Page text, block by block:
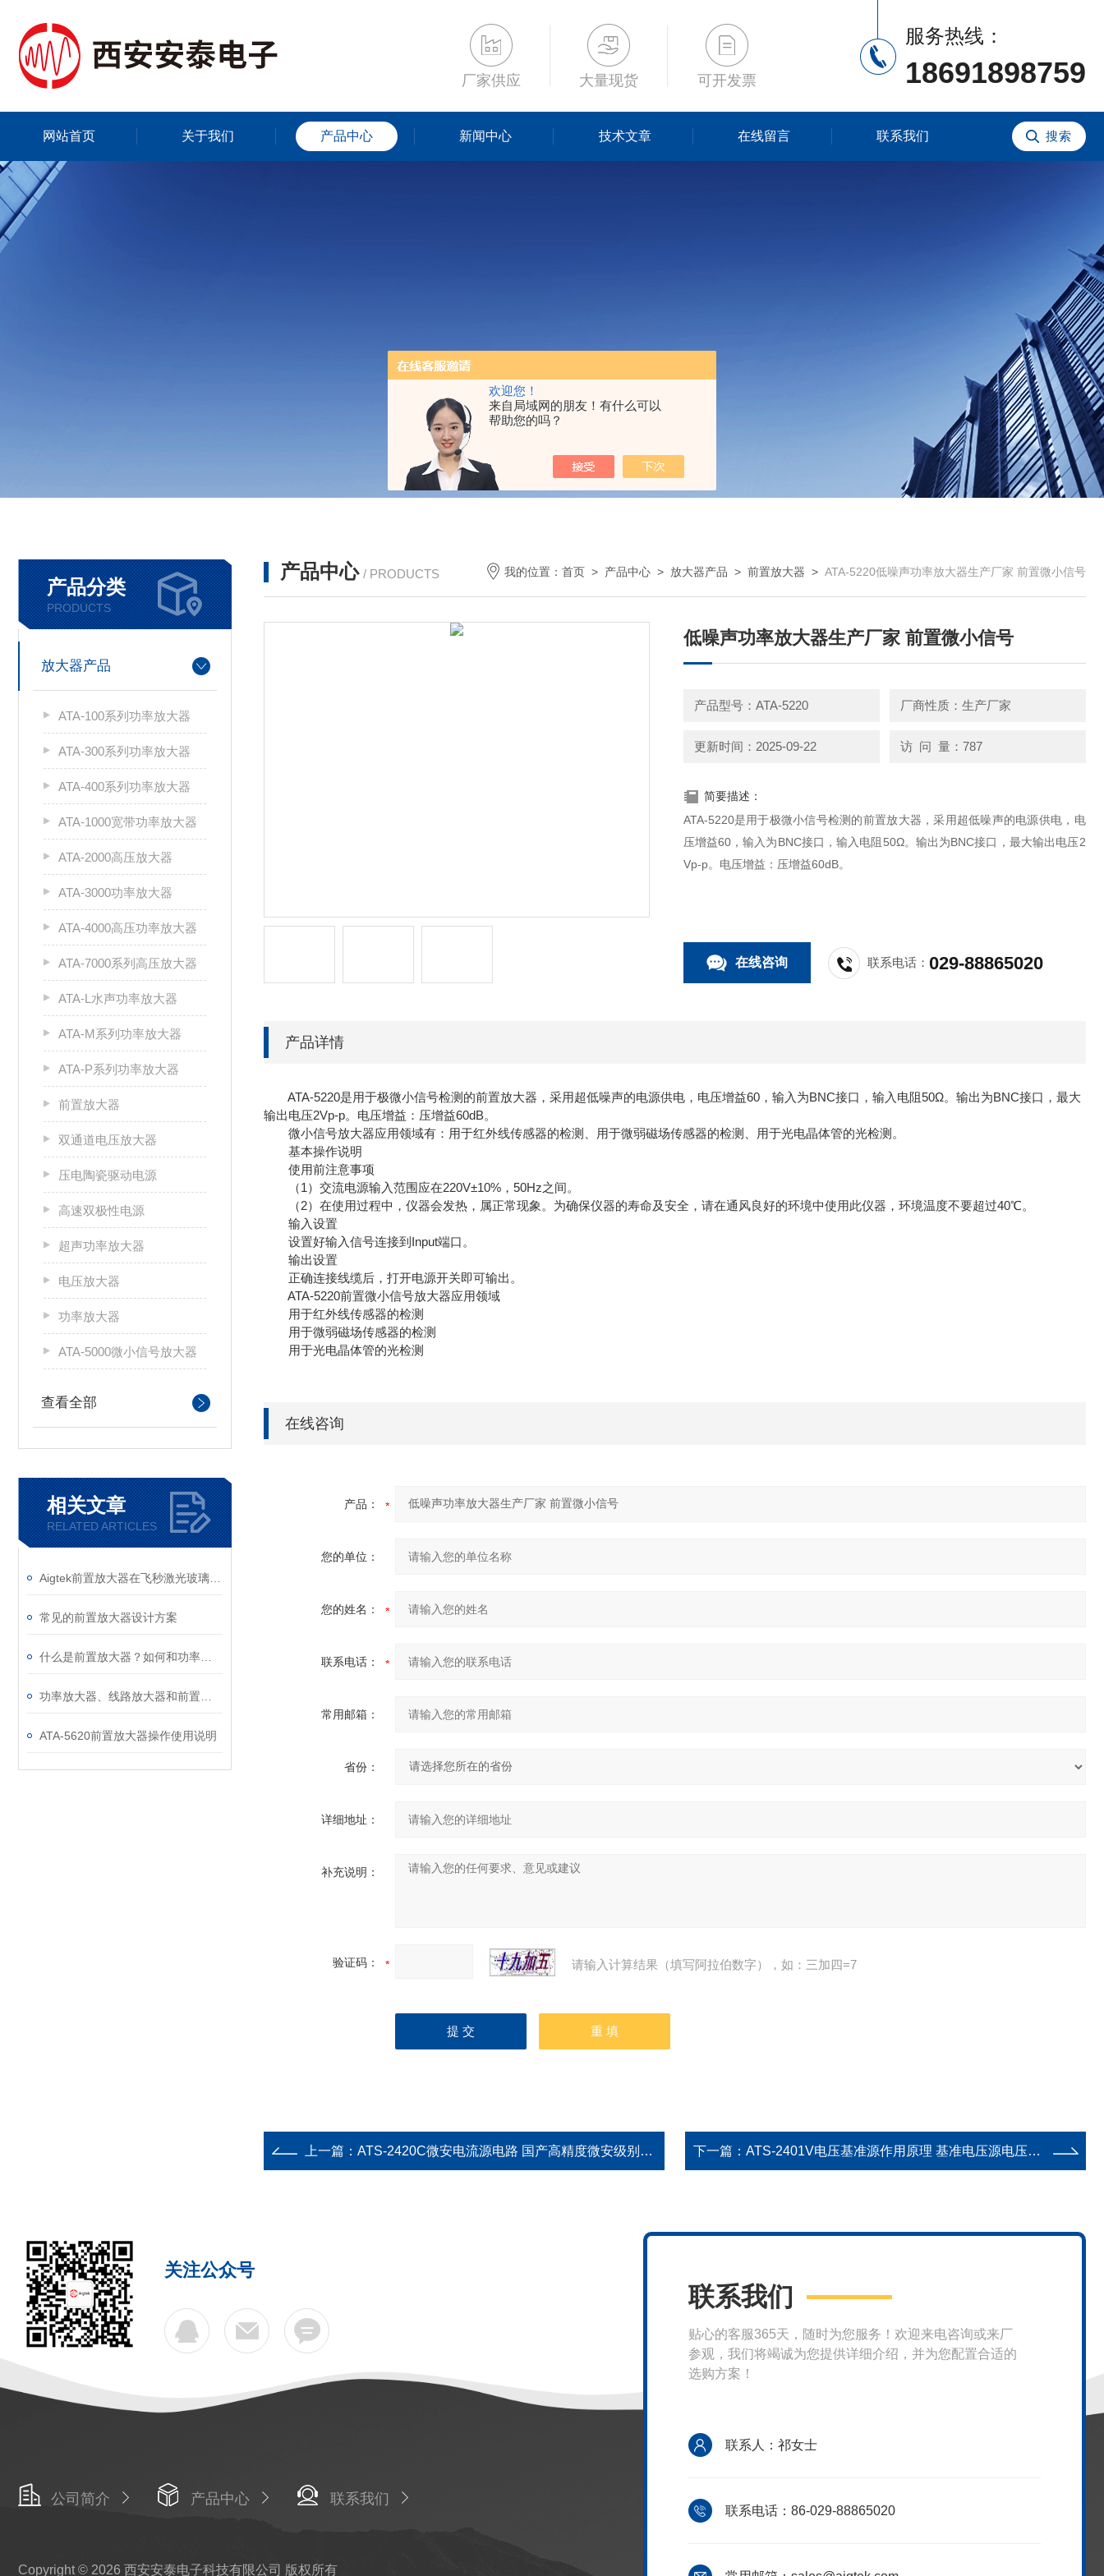
欢迎您！
来自局域网的朋友！有什么可以
帮助您的吗？
厂家供应 大量现货 可开发票
服务热线：
18691898759
网站首页 关于我们 产品中心 新闻中心 技术文章 在线留言 联系我们
产品分类
PRODUCTS
放大器产品
ATA-100系列功率放大器
ATA-300系列功率放大器
ATA-400系列功率放大器
ATA-1000宽带功率放大器
ATA-2000高压放大器
ATA-3000功率放大器
ATA-4000高压功率放大器
ATA-7000系列高压放大器
ATA-L水声功率放大器
ATA-M系列功率放大器
ATA-P系列功率放大器
前置放大器
双通道电压放大器
压电陶瓷驱动电源
高速双极性电源
超声功率放大器
电压放大器
功率放大器
ATA-5000微小信号放大器
查看全部
相关文章
RELATED ARTICLES
常见的前置放大器设计方案
ATA-5620前置放大器操作使用说明
产品中心 / PRODUCTS 我的位置： 首页 > 产品中心 > 放大器产品 > 前置放大器 > ATA-5220低噪声功率放大器生产厂家 前置微小信号
低噪声功率放大器生产厂家 前置微小信号
产品型号：ATA-5220 厂商性质：生产厂家
更新时间：2025-09-22 访 问 量：787
简要描述：
ATA-5220是用于极微小信号检测的前置放大器，采用超低噪声的电源供电，电
压增益60，输入为BNC接口，输入电阻50Ω。输出为BNC接口，最大输出电压2
Vp-p。电压增益：压增益60dB。
在线咨询 联系电话：029-88865020
产品详情
ATA-5220是用于极微小信号检测的前置放大器，采用超低噪声的电源供电，电压增益60，输入为BNC接口，输入电阻50Ω。输出为BNC接口，最大
输出电压2Vp-p。电压增益：压增益60dB。
微小信号放大器应用领域有：用于红外线传感器的检测、用于微弱磁场传感器的检测、用于光电晶体管的光检测。
基本操作说明
使用前注意事项
（1）交流电源输入范围应在220V±10%，50Hz之间。
（2）在使用过程中，仪器会发热，属正常现象。为确保仪器的寿命及安全，请在通风良好的环境中使用此仪器，环境温度不要超过40℃。
输入设置
设置好输入信号连接到Input端口。
输出设置
正确连接线缆后，打开电源开关即可输出。
ATA-5220前置微小信号放大器应用领域
用于红外线传感器的检测
用于微弱磁场传感器的检测
用于光电晶体管的光检测
在线咨询
产品：
您的单位：
您的姓名：
联系电话：
常用邮箱：
省份：
详细地址：
补充说明：
验证码： 请输入计算结果（填写阿拉伯数字），如：三加四=7
上一篇： ATS-2420C微安电流源电路 国产高精度微安级别的电流 下一篇： ATS-2401V电压基准源作用原理 基准电压源电压信号
关注公众号
公司简介 产品中心 联系我们
Copyright © 2026 西安安泰电子科技有限公司 版权所有
联系我们
贴心的客服365天，随时为您服务！欢迎来电咨询或来厂
参观，我们将竭诚为您提供详细介绍，并为您配置合适的
选购方案！
联系人：祁女士
联系电话：86-029-88865020